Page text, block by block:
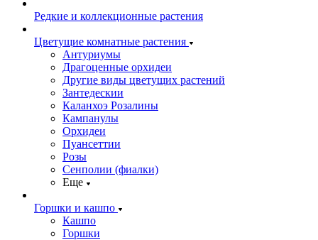
Редкие и коллекционные растения
Цветущие комнатные растения
Антуриумы
Драгоценные орхидеи
Другие виды цветущих растений
Зантедескии
Каланхоэ Розалины
Кампанулы
Орхидеи
Пуансеттии
Розы
Сенполии (фиалки)
Еще
Горшки и кашпо
Кашпо
Горшки